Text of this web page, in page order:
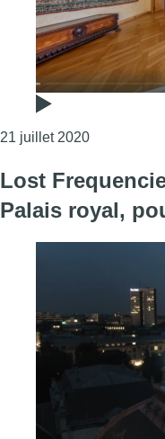
21 juillet 2020Consulter
Lost
Palais royal,